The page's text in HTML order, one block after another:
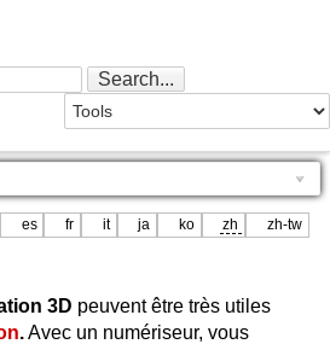
es fr it ja ko zh zh-tw
3D peuvent être très utiles
.Avec un numériseur, vous